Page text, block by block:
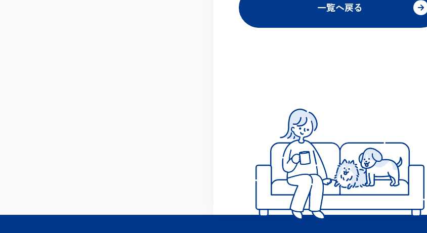
一覧へ戻る